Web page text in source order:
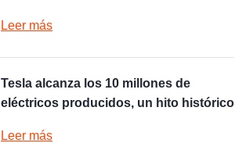
Leer más
Tesla alcanza los 10 millones de
eléctricos producidos, un hito histórico
Leer más